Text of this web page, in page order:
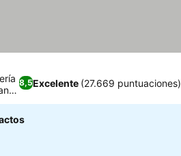
8,5Excelente (27.669 puntuaciones)